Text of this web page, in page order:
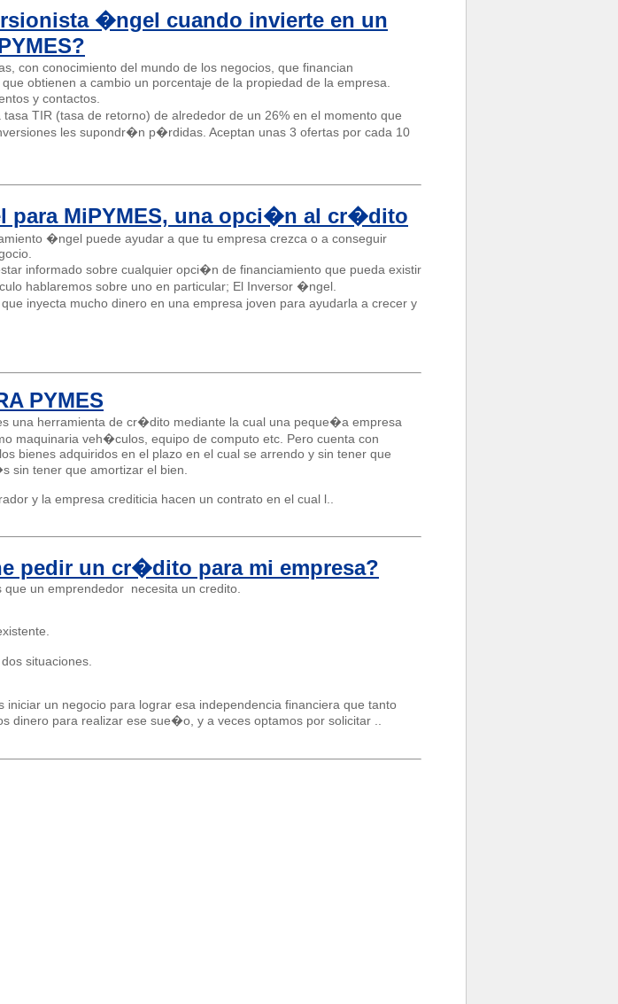
�ngel cuando invierte en un
con conocimiento del mundo de los negocios, que financian
obtienen a cambio un porcentaje de la propiedad de la empresa.
y contactos.
TIR (tasa de retorno) de alrededor de un 26% en el momento que
les supondr�n p�rdidas. Aceptan unas 3 ofertas por cada 10
para MiPYMES, una opci�n al cr�dito
�ngel puede ayudar a que tu empresa crezca o a conseguir
informado sobre cualquier opci�n de financiamiento que pueda existir
hablaremos sobre uno en particular; El Inversor �ngel.
inyecta mucho dinero en una empresa joven para ayudarla a crecer y
PYMES
una herramienta de cr�dito mediante la cual una peque�a empresa
maquinaria veh�culos, equipo de computo etc. Pero cuenta con
bienes adquiridos en el plazo en el cual se arrendo y sin tener que
sin tener que amortizar el bien.
y la empresa crediticia hacen un contrato en el cual l..
pedir un cr�dito para mi empresa?
un emprendedor necesita un credito.
situaciones.
iniciar un negocio para lograr esa independencia financiera que tanto
dinero para realizar ese sue�o, y a veces optamos por solicitar ..